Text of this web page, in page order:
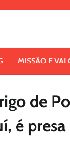
MISSÃO E
de
é presa